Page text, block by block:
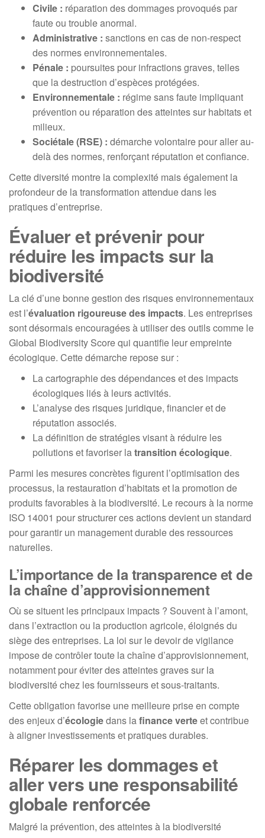
Civile : réparation des dommages provoqués par
faute ou trouble anormal.
Administrative : sanctions en cas de non-respect
des normes environnementales.
Pénale : poursuites pour infractions graves, telles
que la destruction d’espèces protégées.
Environnementale : régime sans faute impliquant
prévention ou réparation des atteintes sur habitats et
milieux.
Sociétale (RSE) : démarche volontaire pour aller au-
delà des normes, renforçant réputation et confiance.
Cette diversité montre la complexité mais également la
profondeur de la transformation attendue dans les
pratiques d’entreprise.
Évaluer et prévenir pour
réduire les impacts sur la
biodiversité
La clé d’une bonne gestion des risques environnementaux
est l’évaluation rigoureuse des impacts. Les entreprises
sont désormais encouragées à utiliser des outils comme le
Global Biodiversity Score qui quantifie leur empreinte
écologique. Cette démarche repose sur :
La cartographie des dépendances et des impacts
écologiques liés à leurs activités.
L’analyse des risques juridique, financier et de
réputation associés.
La définition de stratégies visant à réduire les
pollutions et favoriser latransition écologique.
Parmi les mesures concrètes figurent l’optimisation des
processus, la restauration d’habitats et la promotion de
produits favorables à la biodiversité. Le recours à la norme
ISO 14001 pour structurer ces actions devient un standard
pour garantir un management durable des ressources
naturelles.
L’importance de la transparence et de
la chaîne d’approvisionnement
Où se situent les principaux impacts ? Souvent à l’amont,
dans l’extraction ou la production agricole, éloignés du
siège des entreprises. La loi sur le devoir de vigilance
impose de contrôler toute la chaîne d’approvisionnement,
notamment pour éviter des atteintes graves sur la
biodiversité chez les fournisseurs et sous-traitants.
Cette obligation favorise une meilleure prise en compte
des enjeux d’écologiedans lafinance verteet contribue
à aligner investissements et pratiques durables.
Réparer les dommages et
aller vers une responsabilité
globale renforcée
Malgré la prévention, des atteintes à la biodiversité